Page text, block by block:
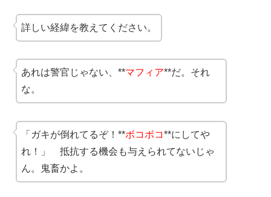
詳しい経緯を教えてください。
あれは警官じゃない、**マフィア**だ。それ
な。
「ガキが倒れてるぞ！**ボコボコ**にしてや
れ！」 抵抗する機会も与えられてないじゃ
ん。鬼畜かよ。